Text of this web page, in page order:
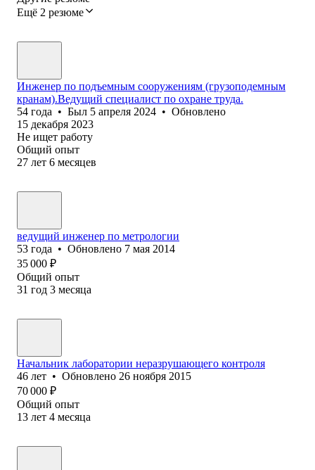
Ещё 2 резюме
Инженер по подъемным сооружениям (грузоподемным
кранам).Ведущий специалист по охране труда.
54 года • Был 5 апреля 2024 • Обновлено
15 декабря 2023
Не ищет работу
Общий опыт
27 лет 6 месяцев
ведущий инженер по метрологии
53 года • Обновлено 7 мая 2014
35 000 ₽
Общий опыт
31 год 3 месяца
Начальник лаборатории неразрушающего контроля
46 лет • Обновлено 26 ноября 2015
70 000 ₽
Общий опыт
13 лет 4 месяца